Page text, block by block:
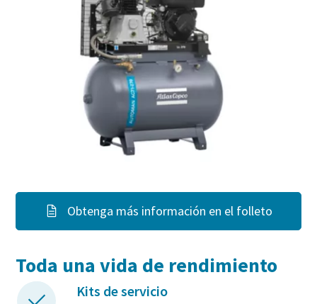
Obtenga más información en el folleto
Toda una vida de rendimiento
Kits de servicio